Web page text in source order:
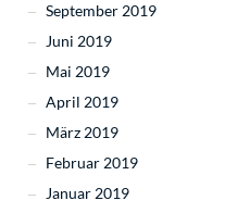
September 2019
Juni 2019
Mai 2019
April 2019
März 2019
Februar 2019
Januar 2019